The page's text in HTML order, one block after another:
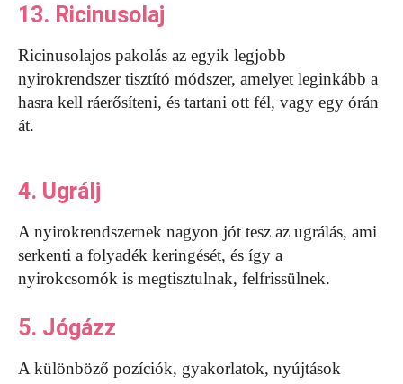
13. Ricinusolaj
Ricinusolajos pakolás az egyik legjobb
nyirokrendszer tisztító módszer, amelyet leginkább a
hasra kell ráerősíteni, és tartani ott fél, vagy egy órán
át.
4. Ugrálj
A nyirokrendszernek nagyon jót tesz az ugrálás, ami
serkenti a folyadék keringését, és így a
nyirokcsomók is megtisztulnak, felfrissülnek.
5. Jógázz
A különböző pozíciók, gyakorlatok, nyújtások